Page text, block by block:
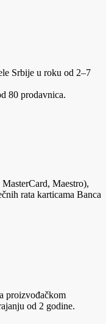
Srbije u roku od 2–7
80 prodavnica.
Maestro),
rata karticama Banca
proizvođačkom
od 2 godine.